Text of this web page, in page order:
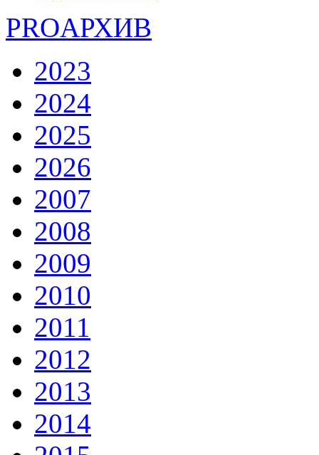
PROАРХИВ
2023
2024
2025
2026
2007
2008
2009
2010
2011
2012
2013
2014